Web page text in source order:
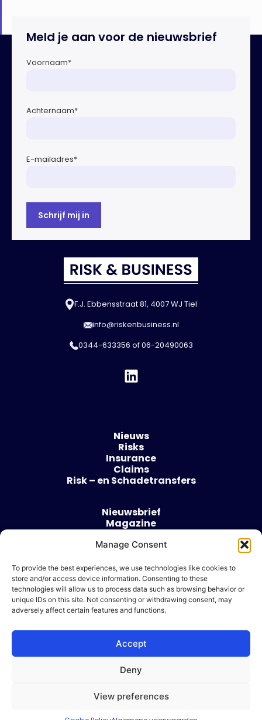
Manage Consent
To provide the best experiences, we use technologies like cookies to
store and/or access device information. Consenting to these
technologies will allow us to process data such as browsing behavior or
unique IDs on this site. Not consenting or withdrawing consent, may
adversely affect certain features and functions.
Accept
Deny
View preferences
Meld je aan voor de nieuwsbrief
Voornaam*
Achternaam*
E-mailadres*
F.J. Ebbensstraat 81, 4007 WJ Tiel
info@riskenbusiness.nl
0344-633356 of06-20490063
Nieuws
Risks
Insurance
Claims
Risk – en Schadetransfers
Nieuwsbrief
Magazine
Over
Algemene voorwaarden
Cookie beleid
Ik wil adverteren
© 2026 Risk & Business
| Design & Development door